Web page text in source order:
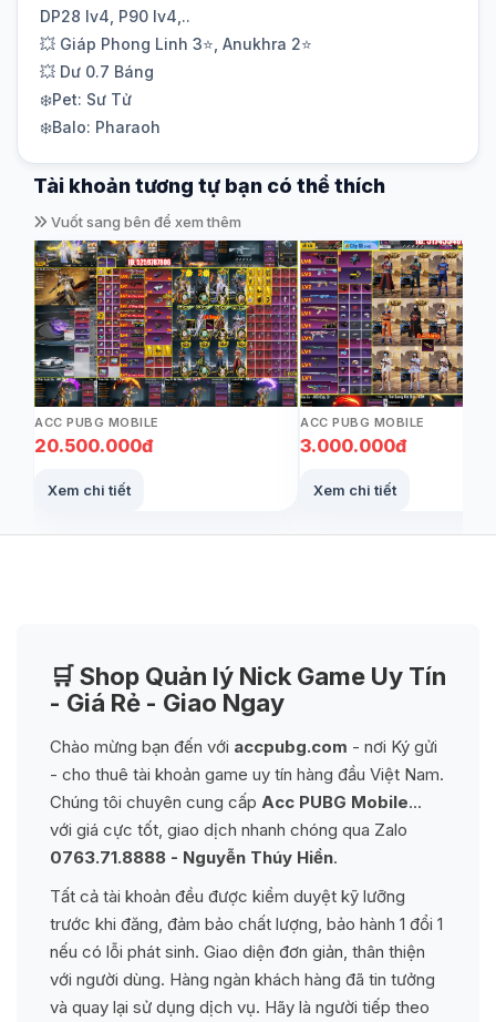
DP28 lv4, P90 lv4,..
💥 Giáp Phong Linh 3⭐️, Anukhra 2⭐️
💥 Dư 0.7 Báng
❄️Pet: Sư Tử
❄️Balo: Pharaoh
Tài khoản tương tự bạn có thể thích
Vuốt sang bên để xem thêm
ACC PUBG MOBILE
20.500.000đ
Xem chi tiết
ACC PUBG MOBILE
3.000.000đ
Xem chi tiết
🛒 Shop Quản lý Nick Game Uy Tín
- Giá Rẻ - Giao Ngay
Chào mừng bạn đến với accpubg.com - nơi Ký gửi
- cho thuê tài khoản game uy tín hàng đầu Việt Nam.
Chúng tôi chuyên cung cấp Acc PUBG Mobile...
với giá cực tốt, giao dịch nhanh chóng qua Zalo
0763.71.8888 - Nguyễn Thúy Hiền.
Tất cả tài khoản đều được kiểm duyệt kỹ lưỡng
trước khi đăng, đảm bảo chất lượng, bảo hành 1 đổi 1
nếu có lỗi phát sinh. Giao diện đơn giản, thân thiện
với người dùng. Hàng ngàn khách hàng đã tin tưởng
và quay lại sử dụng dịch vụ. Hãy là người tiếp theo